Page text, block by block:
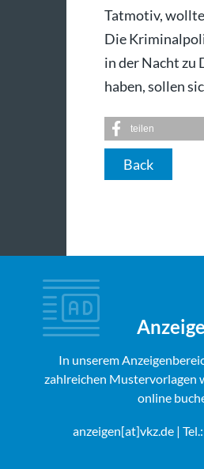
Tatmotiv,
Die
in der Nacht zu
haben, sollen
teilen
Back
In unserem
zahlreichen Mustervorlagen
online
anzeigen[at]vkz.de|